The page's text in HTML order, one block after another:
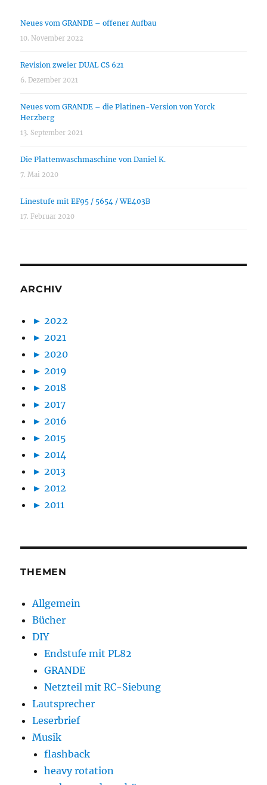
Neues vom GRANDE – offener Aufbau
10. November 2022
Revision zweier DUAL CS 621
6. Dezember 2021
Neues vom GRANDE – die Platinen-Version von Yorck
Herzberg
13. September 2021
Die Plattenwaschmaschine von Daniel K.
7. Mai 2020
Linestufe mit EF95 / 5654 / WE403B
17. Februar 2020
ARCHIV
►2022
►2021
►2020
►2019
►2018
►2017
►2016
►2015
►2014
►2013
►2012
►2011
THEMEN
Allgemein
Bücher
DIY
Endstufe mit PL82
GRANDE
Netzteil mit RC-Siebung
Lautsprecher
Leserbrief
Musik
flashback
heavy rotation